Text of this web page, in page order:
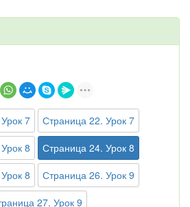
7
Страница 22. Урок 7
8
Страница 24. Урок 8
8
Страница 26. Урок 9
27. Урок 9